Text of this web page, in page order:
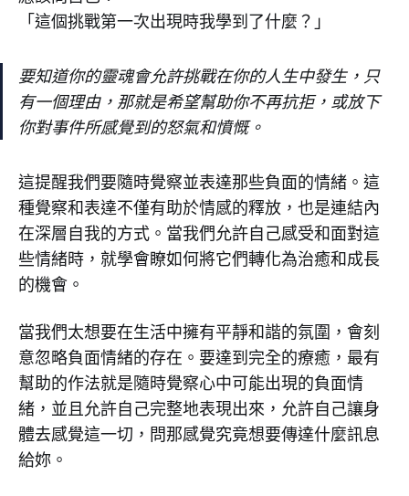
「這個挑戰第一次出現時我學到了什麼？」
要知道你的靈魂會允許挑戰在你的人生中發生，只
有一個理由，那就是希望幫助你不再抗拒，或放下
你對事件所感覺到的怒氣和憤慨。
這提醒我們要隨時覺察並表達那些負面的情緒。這
種覺察和表達不僅有助於情感的釋放，也是連結內
在深層自我的方式。當我們允許自己感受和面對這
些情緒時，就學會瞭如何將它們轉化為治癒和成長
的機會。
當我們太想要在生活中擁有平靜和諧的氛圍，會刻
意忽略負面情緒的存在。要達到完全的療癒，最有
幫助的作法就是隨時覺察心中可能出現的負面情
緒，並且允許自己完整地表現出來，允許自己讓身
體去感覺這一切，問那感覺究竟想要傳達什麼訊息
給妳。